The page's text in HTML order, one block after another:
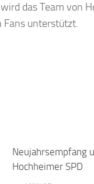
das Team von
Fans unterstützt.
Neujahrsempfang
Hochheimer SPD